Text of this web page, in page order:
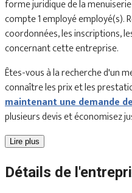
forme juridique de la
compte 1 employé employé(s).
coordonnées, les inscriptions,
concernant cette entreprise.
Êtes-vous à la recherche d'un
connaître les prix et les
maintenant une demande
plusieurs devis et économisez
Lire plus
Détails de